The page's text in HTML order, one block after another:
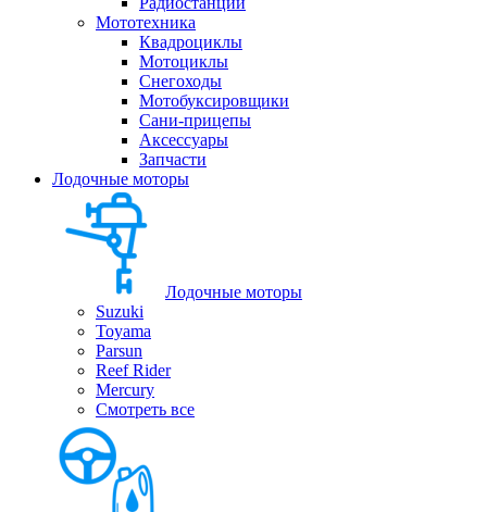
Мототехника
Квадроциклы
Мотоциклы
Снегоходы
Мотобуксировщики
Сани-прицепы
Аксессуары
Запчасти
Лодочные моторы
Лодочные моторы
Suzuki
Toyama
Parsun
Reef Rider
Mercury
Смотреть все